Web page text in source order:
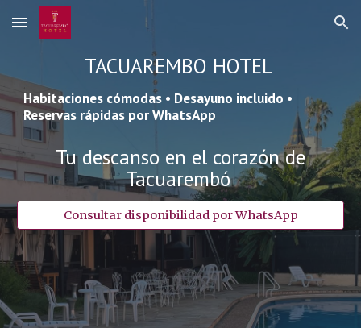
Skip to main content Skip to navigation
TACUAREMBO HOTEL
Habitaciones cómodas • Desayuno incluido •
Reservas rápidas por WhatsApp
Tu descanso en el corazón de
Tacuarembó
Consultar disponibilidad por WhatsApp